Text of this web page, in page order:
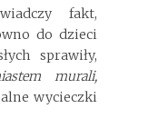
fakt,
do dzieci
sprawiły,
murali,
wycieczki